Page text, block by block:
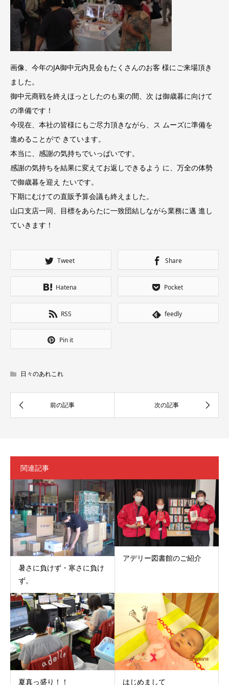
画像、今年のJA御中元内見会もたくさんのお客 様にご来場頂き
ました。
御中元商戦を終えほっとしたのも束の間、次 は御歳暮に向けて
の準備です！
今現在、本社の皆様にもご尽力頂きながら、ス ムーズに準備を
進めることがで きています。
本当に、感謝の気持ちでいっぱいです。
感謝の気持ちを結果に変えてお返しできるよう に、万全の体勢
で御歳暮を迎え たいです。
下期にむけての直販予算会議も終えました。
山口支店一同、目標をあらたに一致団結しながら業務に邁 進し
ていきます！
Tweet Share
Hatena Pocket
RSS feedly
Pin it
日々のあれこれ
関連記事
暑さに負けず・寒さに負け
ず。
アデリー図書館のご紹介
夏真っ盛り！！ はじめまして